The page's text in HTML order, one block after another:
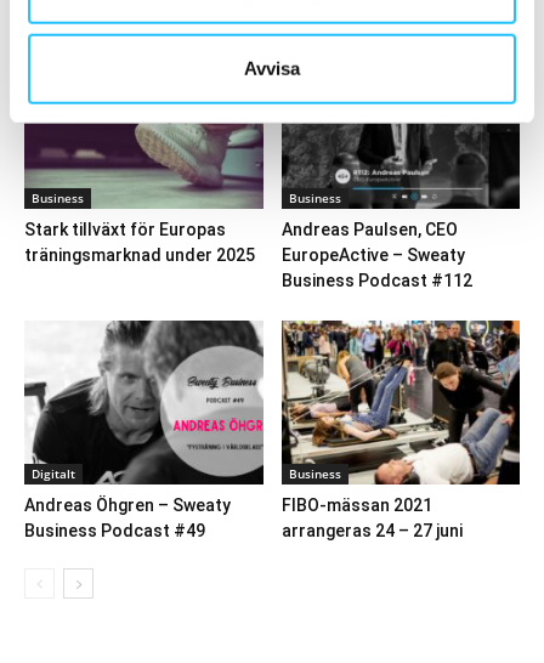
Avvisa
Business
Stark tillväxt för Europas
träningsmarknad under 2025
Business
Andreas Paulsen, CEO
EuropeActive – Sweaty
Business Podcast #112
Digitalt
Andreas Öhgren – Sweaty
Business Podcast #49
Business
FIBO-mässan 2021
arrangeras 24 – 27 juni